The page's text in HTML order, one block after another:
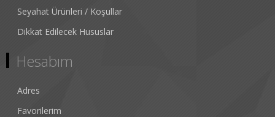
Seyahat Ürünleri / Koşullar
Dikkat Edilecek Hususlar
Hesabım
Adres
Favorilerim